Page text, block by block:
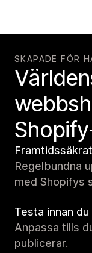
SKAPADE FÖR
Framtidssäkrat
Regelbundna
med Shopifys
Testa innan
Anpassa tills
publicerar.